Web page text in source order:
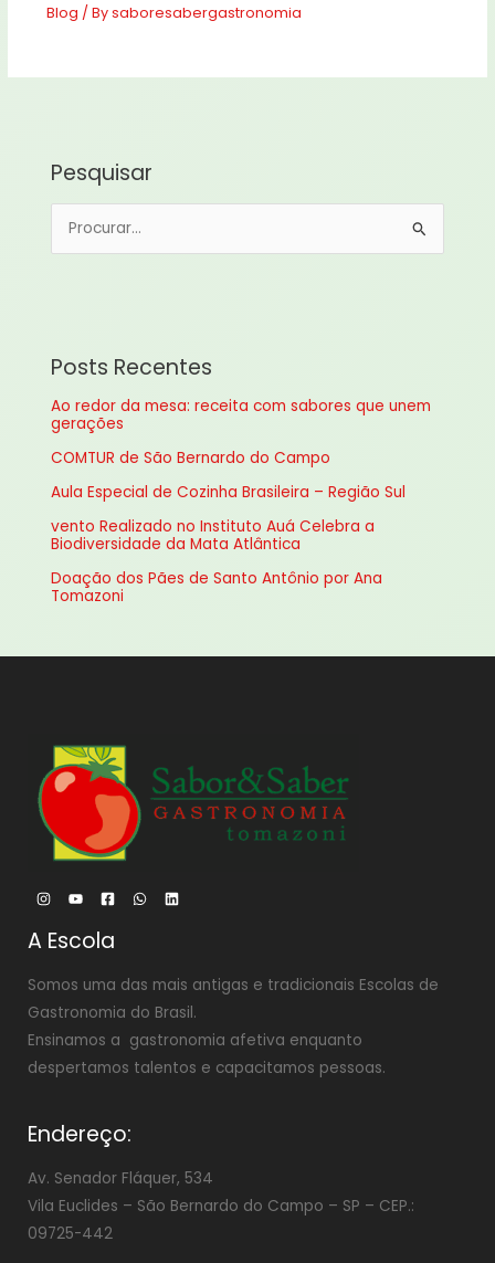
Blog / Bysaboresabergastronomia
Pesquisar
i
s
p
o
:
Posts Recentes
Ao redor da mesa: receita com sabores que unem
gerações
COMTUR de São Bernardo do Campo
Aula Especial de Cozinha Brasileira – Região Sul
vento Realizado no Instituto Auá Celebra a
Biodiversidade da Mata Atlântica
Doação dos Pães de Santo Antônio por Ana
Tomazoni
A Escola
Somos uma das mais antigas e tradicionais Escolas de
Gastronomia do Brasil.
Ensinamos a gastronomia afetiva enquanto
despertamos talentos e capacitamos pessoas.
Endereço:
Av. Senador Fláquer, 534
Vila Euclides – São Bernardo do Campo – SP – CEP.:
09725-442